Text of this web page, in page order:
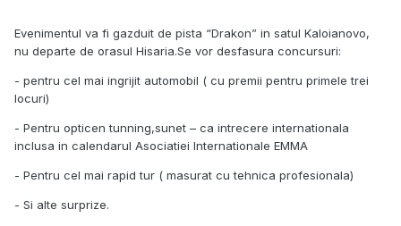
Evenimentul va fi gazduit de pista “Drakon” in satul Kaloianovo,
nu departe de orasul Hisaria.Se vor desfasura concursuri:
- pentru cel mai ingrijit automobil ( cu premii pentru primele trei
locuri)
- Pentru opticen tunning,sunet – ca intrecere internationala
inclusa in calendarul Asociatiei Internationale EMMA
- Pentru cel mai rapid tur ( masurat cu tehnica profesionala)
- Si alte surprize.